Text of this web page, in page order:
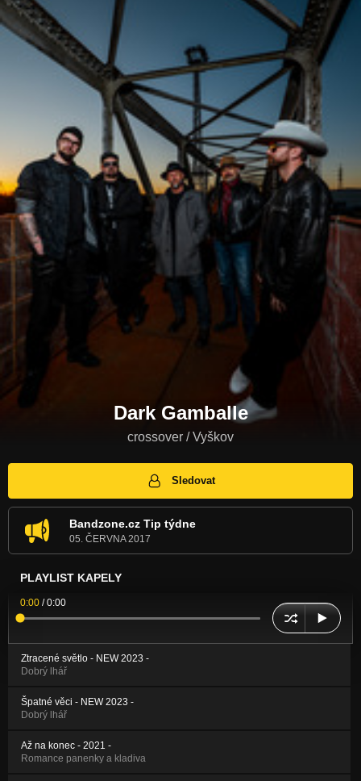
Dark Gamballe
crossover / Vyškov
Sledovat
Bandzone.cz Tip týdne
05. ČERVNA 2017
PLAYLIST KAPELY
0:00 /0:00
Ztracené světlo - NEW 2023 -
Dobrý lhář
Špatné věci - NEW 2023 -
Dobrý lhář
Až na konec - 2021 -
Romance panenky a kladiva